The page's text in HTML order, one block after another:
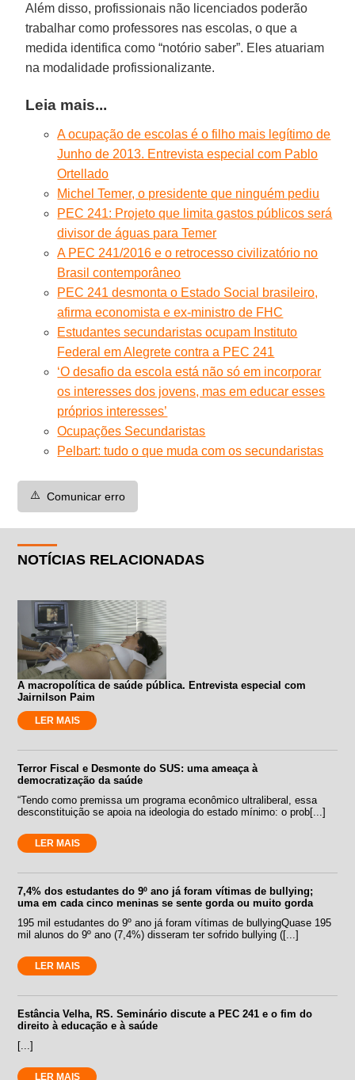
Além disso, profissionais não licenciados poderão
trabalhar como professores nas escolas, o que a
medida identifica como “notório saber”. Eles atuariam
na modalidade profissionalizante.
Leia mais...
A ocupação de escolas é o filho mais legítimo de
Junho de 2013. Entrevista especial com Pablo
Ortellado
Michel Temer, o presidente que ninguém pediu
PEC 241: Projeto que limita gastos públicos será
divisor de águas para Temer
A PEC 241/2016 e o retrocesso civilizatório no
Brasil contemporâneo
PEC 241 desmonta o Estado Social brasileiro,
afirma economista e ex-ministro de FHC
Estudantes secundaristas ocupam Instituto
Federal em Alegrete contra a PEC 241
‘O desafio da escola está não só em incorporar
os interesses dos jovens, mas em educar esses
próprios interesses’
Ocupações Secundaristas
Pelbart: tudo o que muda com os secundaristas
⚠️ Comunicar erro
NOTÍCIAS RELACIONADAS
A macropolítica de saúde pública. Entrevista especial com
Jairnilson Paim
LER MAIS
Terror Fiscal e Desmonte do SUS: uma ameaça à
democratização da saúde
“Tendo como premissa um programa econômico ultraliberal, essa
desconstituição se apoia na ideologia do estado mínimo: o prob[...]
LER MAIS
7,4% dos estudantes do 9º ano já foram vítimas de bullying;
uma em cada cinco meninas se sente gorda ou muito gorda
195 mil estudantes do 9º ano já foram vítimas de bullyingQuase 195
mil alunos do 9º ano (7,4%) disseram ter sofrido bullying ([...]
LER MAIS
Estância Velha, RS. Seminário discute a PEC 241 e o fim do
direito à educação e à saúde
[...]
LER MAIS